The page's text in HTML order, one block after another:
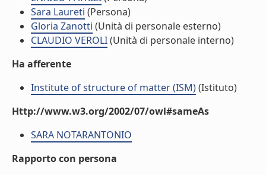
Sara Laureti (Persona)
Gloria Zanotti (Unità di personale esterno)
CLAUDIO VEROLI(Unità di personale interno)
Ha afferente
Institute of structure of matter (ISM)(Istituto)
Http://www.w3.org/2002/07/owl#sameAs
SARA NOTARANTONIO
Rapporto con persona